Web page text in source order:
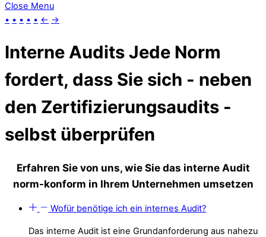
Close Menu
• • • • • ← →
Interne Audits Jede Norm
fordert, dass Sie sich - neben
den Zertifizierungsaudits -
selbst überprüfen
Erfahren Sie von uns, wie Sie das interne Audit
norm-konform in Ihrem Unternehmen umsetzen
Wofür benötige ich ein internes Audit?
Das interne Audit ist eine Grundanforderung aus nahezu